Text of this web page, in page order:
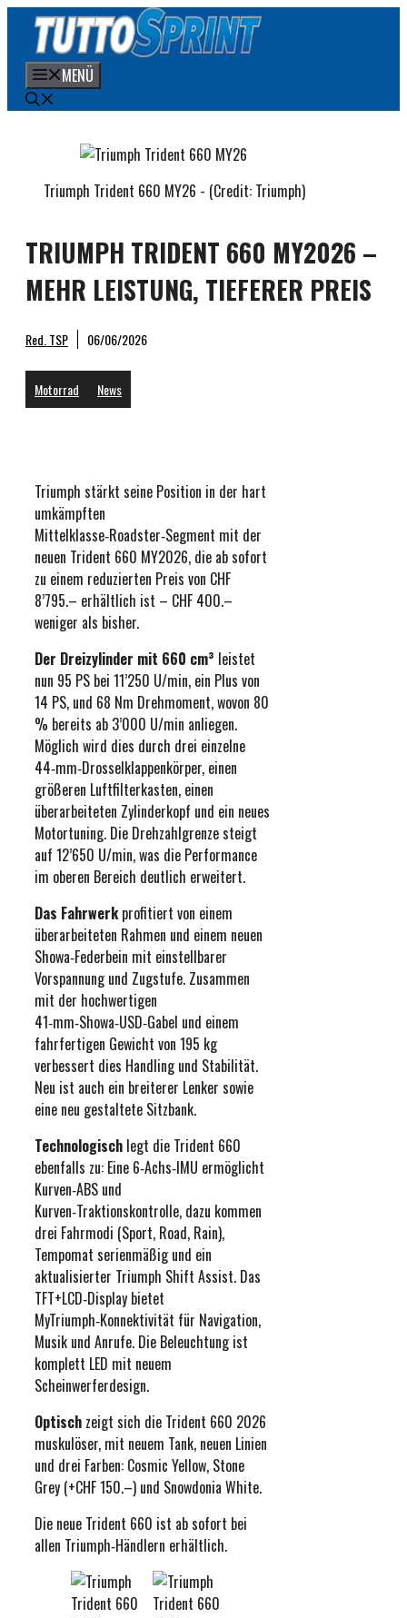
Inhalt
springen
MENÜ
TRIUMPH TRIDENT 660 MY2026 –
MEHR LEISTUNG, TIEFERER PREIS
Red. TSP 06/06/2026
Motorrad News
Triumph Trident 660 MY26 - (Credit: Triumph)
Triumph stärkt seine Position in der hart
umkämpften
Mittelklasse‑Roadster‑Segment mit der
neuen Trident 660 MY2026, die ab sofort
zu einem reduzierten Preis von CHF
8’795.– erhältlich ist – CHF 400.–
weniger als bisher.
Der Dreizylinder mit 660 cm³ leistet
nun 95 PS bei 11’250 U/min, ein Plus von
14 PS, und 68 Nm Drehmoment, wovon 80
% bereits ab 3’000 U/min anliegen.
Möglich wird dies durch drei einzelne
44‑mm‑Drosselklappenkörper, einen
größeren Luftfilterkasten, einen
überarbeiteten Zylinderkopf und ein neues
Motortuning. Die Drehzahlgrenze steigt
auf 12’650 U/min, was die Performance
im oberen Bereich deutlich erweitert.
Das Fahrwerkprofitiert von einem
überarbeiteten Rahmen und einem neuen
Showa‑Federbein mit einstellbarer
Vorspannung und Zugstufe. Zusammen
mit der hochwertigen
41‑mm‑Showa‑USD‑Gabel und einem
fahrfertigen Gewicht von 195 kg
verbessert dies Handling und Stabilität.
Neu ist auch ein breiterer Lenker sowie
eine neu gestaltete Sitzbank.
Technologisch legt die Trident 660
ebenfalls zu: Eine 6‑Achs‑IMU ermöglicht
Kurven‑ABS und
Kurven‑Traktionskontrolle, dazu kommen
drei Fahrmodi (Sport, Road, Rain),
Tempomat serienmäßig und ein
aktualisierter Triumph Shift Assist. Das
TFT+LCD‑Display bietet
MyTriumph‑Konnektivität für Navigation,
Musik und Anrufe. Die Beleuchtung ist
komplett LED mit neuem
Scheinwerferdesign.
Optisch zeigt sich die Trident 660 2026
muskulöser, mit neuem Tank, neuen Linien
und drei Farben: Cosmic Yellow, Stone
Grey (+CHF 150.–) und Snowdonia White.
Die neue Trident 660 ist ab sofort bei
allen Triumph‑Händlern erhältlich.